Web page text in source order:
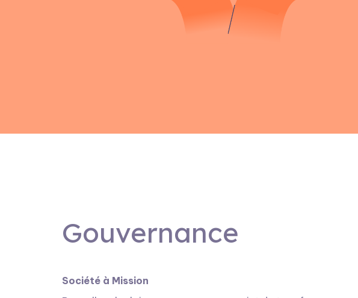
Gouvernance
Société à Mission